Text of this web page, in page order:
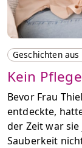
Geschichten
Kein
Bevor Frau
entdeckte,
der Zeit war
Sauberkeit